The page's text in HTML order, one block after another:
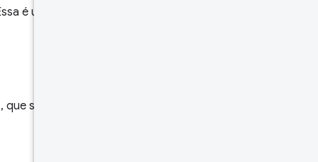
é uma classe geral de
são histogramas,